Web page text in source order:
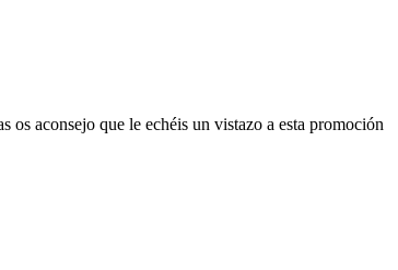
os aconsejo que le echéis un vistazo a esta promoción